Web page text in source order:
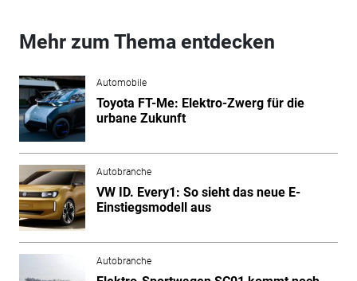
Mehr zum Thema entdecken
Automobile
Toyota FT-Me: Elektro-Zwerg für die
urbane Zukunft
Autobranche
VW ID. Every1: So sieht das neue E-
Einstiegsmodell aus
Autobranche